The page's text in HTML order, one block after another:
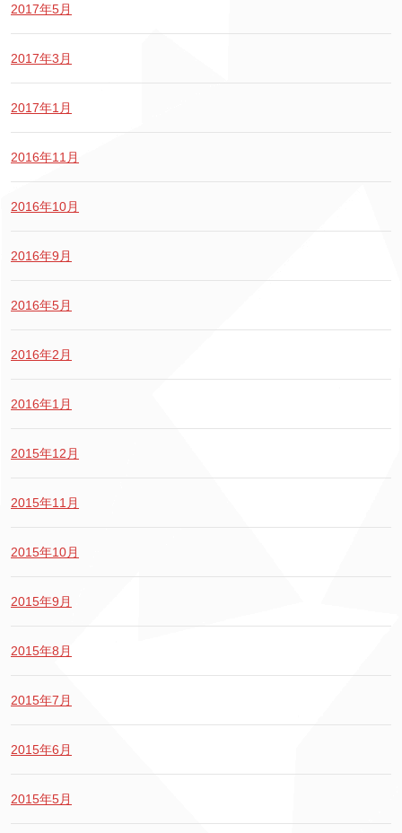
2017年5月
2017年3月
2017年1月
2016年11月
2016年10月
2016年9月
2016年5月
2016年2月
2016年1月
2015年12月
2015年11月
2015年10月
2015年9月
2015年8月
2015年7月
2015年6月
2015年5月